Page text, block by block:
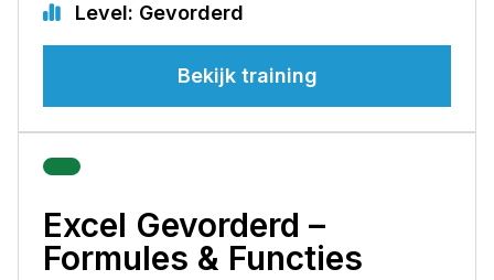
Level: Gevorderd
Bekijk training
Excel Gevorderd –
Formules & Functies